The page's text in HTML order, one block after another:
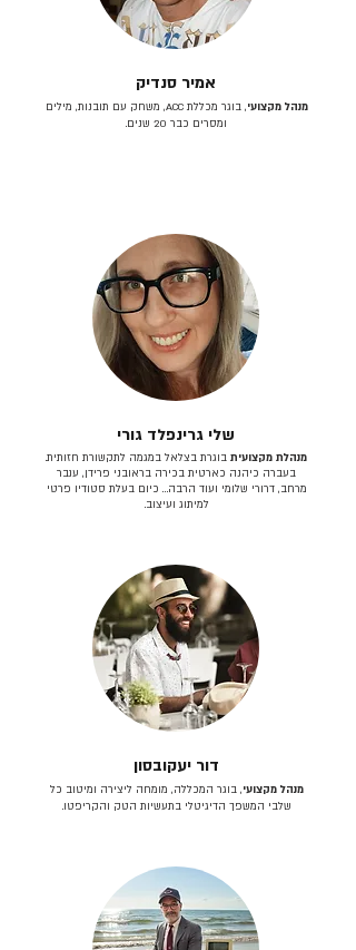
אמיר סנדיק
מנהל מקצועי
, בוגר מכללת ACC, משחק עם תובנות, מילים
ומסרים כבר 20 שנים.
שלי גרינפלד גורי
מנהלת מקצועית בוגרת בצלאל במגמה לתקשורת חזותית.
בעברה כיהנה כארטית בכירה בראובני פרידן, ענבר
מרחב, דרורי שלומי ועוד הרבה… כיום בעלת סטודיו פרטי
למיתוג ועיצוב.
דור יעקובסון
מנהל מקצועי, בוגר המכללה, מומחה ליצירה ומיטוב כל
שלבי המשפך הדיגיטלי בתעשיות הטק והקריפטו.